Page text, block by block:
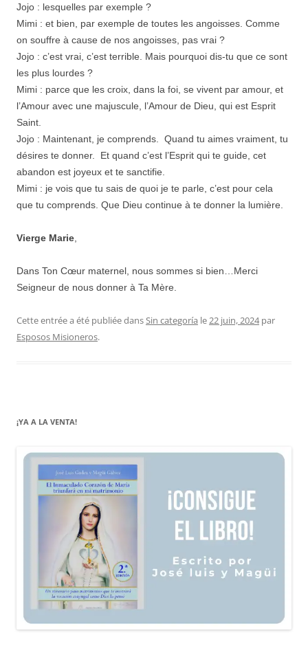
Jojo : lesquelles par exemple ?
Mimi : et bien, par exemple de toutes les angoisses. Comme
on souffre à cause de nos angoisses, pas vrai ?
Jojo : c’est vrai, c’est terrible. Mais pourquoi dis-tu que ce sont
les plus lourdes ?
Mimi : parce que les croix, dans la foi, se vivent par amour, et
l’Amour avec une majuscule, l’Amour de Dieu, qui est Esprit
Saint.
Jojo : Maintenant, je comprends. Quand tu aimes vraiment, tu
désires te donner. Et quand c’est l’Esprit qui te guide, cet
abandon est joyeux et te sanctifie.
Mimi : je vois que tu sais de quoi je te parle, c’est pour cela
que tu comprends. Que Dieu continue à te donner la lumière.
Vierge Marie
Dans Ton Cœur maternel, nous sommes si bien…Merci
Seigneur de nous donner à Ta Mère.
Cette entrée a été publiée dansSin categoría le22 juin, 2024 par
Esposos Misioneros.
¡YA A LA VENTA!